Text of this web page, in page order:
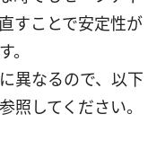
すことで安定性が
。
異なるので、以下
照してください。